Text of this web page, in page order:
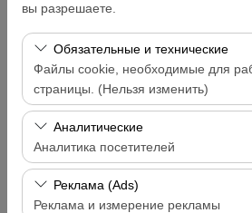
вы разрешаете.
Обязательные и технические
Файлы cookie, необходимые для
страницы. (Нельзя изменить)
Эти файлы cookie необходимы для
работы сайта, безопасности,
базовых функций. Их нельзя
Аналитические
Аналитика посетителей
Эти файлы cookie позволяют нам
используется наш сайт (количество
Реклама (Ads)
Реклама и измерение рекламы
Antalya Аэропорт (AYT)
Antalya Аэропорт (AYT)
Дата и время пуска
Дата и время возврата